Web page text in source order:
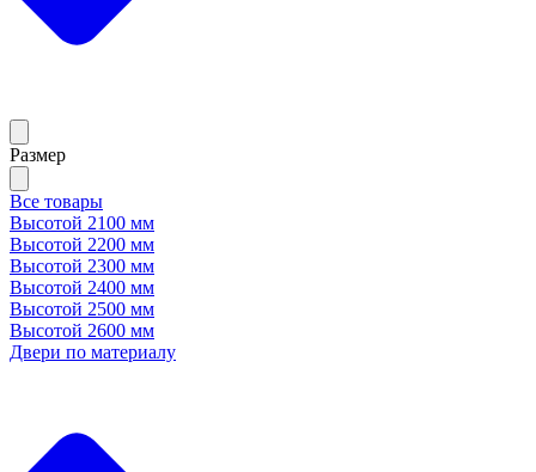
Размер
Все товары
Высотой 2100 мм
Высотой 2200 мм
Высотой 2300 мм
Высотой 2400 мм
Высотой 2500 мм
Высотой 2600 мм
Двери по материалу